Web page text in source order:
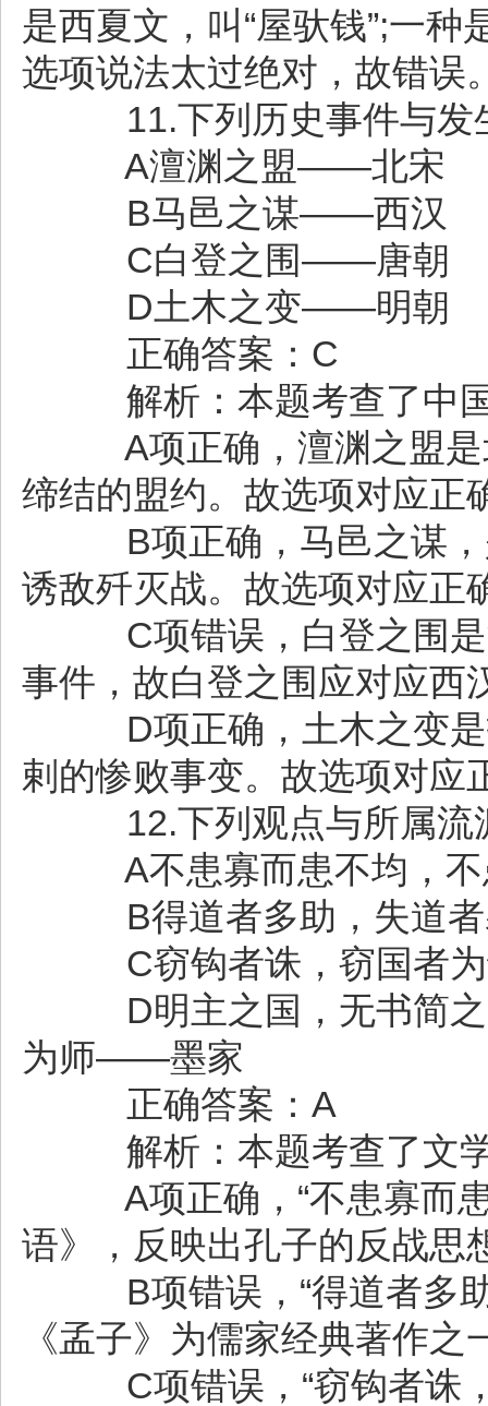
是西夏文，叫“屋驮钱”;一
选项说法太过绝对，故错误
11.下列历史事件与发
A澶渊之盟——北宋
B马邑之谋——西汉
C白登之围——唐朝
D土木之变——明朝
正确答案：C
解析：本题考查了中
A项正确，澶渊之盟是
缔结的盟约。故选项对应正
B项正确，马邑之谋，
诱敌歼灭战。故选项对应正
C项错误，白登之围是
事件，故白登之围应对应西
D项正确，土木之变是
剌的惨败事变。故选项对应
12.下列观点与所属流
A不患寡而患不均，
B得道者多助，失道
C窃钩者诛，窃国者
D明主之国，无书简之
为师——墨家
正确答案：A
解析：本题考查了文
A项正确，“不患寡而患
语》，反映出孔子的反战思
B项错误，“得道者多助
《孟子》为儒家经典著作
C项错误，“窃钩者诛，